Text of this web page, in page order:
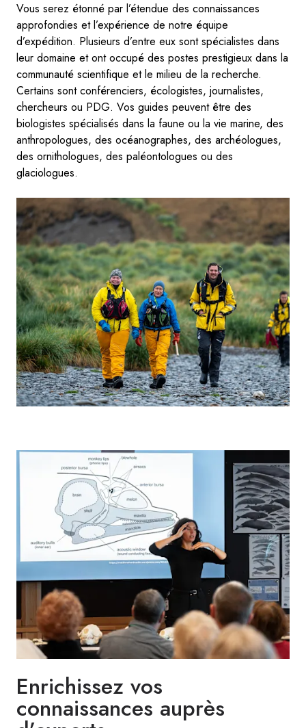
Vous serez étonné par l’étendue des connaissances
approfondies et l’expérience de notre équipe
d’expédition. Plusieurs d’entre eux sont spécialistes dans
leur domaine et ont occupé des postes prestigieux dans la
communauté scientifique et le milieu de la recherche.
Certains sont conférenciers, écologistes, journalistes,
chercheurs ou PDG. Vos guides peuvent être des
biologistes spécialisés dans la faune ou la vie marine, des
anthropologues, des océanographes, des archéologues,
des ornithologues, des paléontologues ou des
glaciologues.
Enrichissez vos
connaissances auprès